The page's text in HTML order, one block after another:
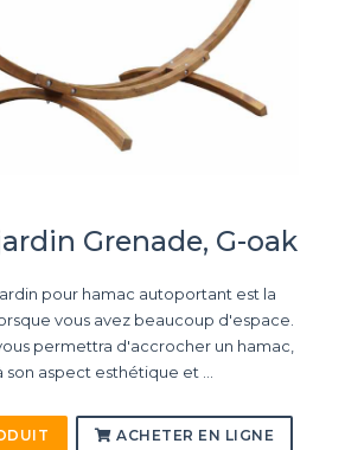
Grenade, G-oak
pour hamac autoportant est la
vous avez beaucoup d'espace.
permettra d'accrocher un hamac,
son aspect esthétique et ...
ACHETER EN LIGNE